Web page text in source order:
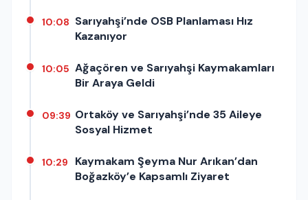
10:08 Sarıyahşi’nde OSB Planlaması Hız
Kazanıyor
10:05 Ağaçören ve Sarıyahşi Kaymakamları
Bir Araya Geldi
09:39 Ortaköy ve Sarıyahşi’nde 35 Aileye
Sosyal Hizmet
10:29
Kaymakam Şeyma Nur Arıkan’dan
Boğazköy’e Kapsamlı Ziyaret